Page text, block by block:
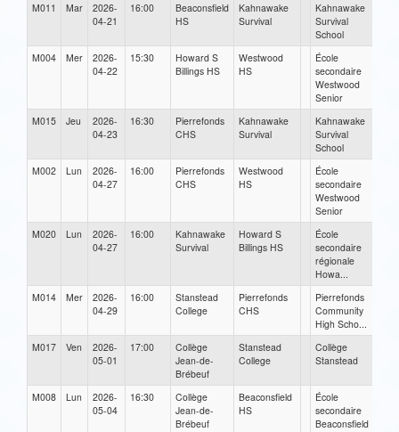
M011
Mar
2026-
04-21
16:00
Beaconsfield
HS
Kahnawake
Survival
Kahnawake
Survival
School
M004
Mer
2026-
04-22
15:30
Howard S
Billings HS
Westwood
HS
École
secondaire
Westwood
Senior
M015
Jeu
2026-
04-23
16:30
Pierrefonds
CHS
Kahnawake
Survival
Kahnawake
Survival
School
M002
Lun
2026-
04-27
16:00
Pierrefonds
CHS
Westwood
HS
École
secondaire
Westwood
Senior
M020
Lun
2026-
04-27
16:00
Kahnawake
Survival
Howard S
Billings HS
École
secondaire
régionale
Howa...
M014
Mer
2026-
04-29
16:00
Stanstead
College
Pierrefonds
CHS
Pierrefonds
Community
High Scho...
M017
Ven
2026-
05-01
17:00
Collège
Jean-de-
Brébeuf
Stanstead
College
Collège
Stanstead
M008 Lun
2026-
05-04
16:30
Collège
Jean-de-
Brébeuf
Beaconsfield
HS
École
secondaire
Beaconsfield